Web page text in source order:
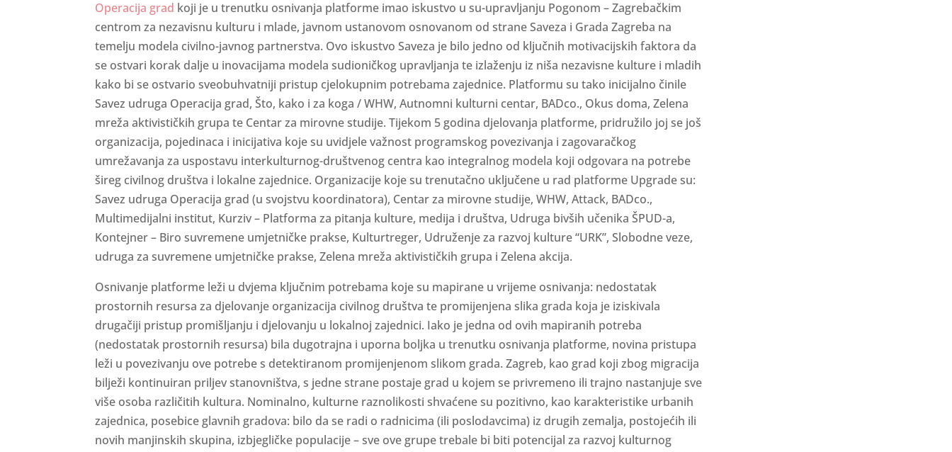
Operacija grad koji je u trenutku osnivanja platforme imao iskustvo u su-upravljanju Pogonom – Zagrebačkim
centrom za nezavisnu kulturu i mlade, javnom ustanovom osnovanom od strane Saveza i Grada Zagreba na
temelju modela civilno-javnog partnerstva. Ovo iskustvo Saveza je bilo jedno od ključnih motivacijskih faktora da
se ostvari korak dalje u inovacijama modela sudioničkog upravljanja te izlaženju iz niša nezavisne kulture i mladih
kako bi se ostvario sveobuhvatniji pristup cjelokupnim potrebama zajednice. Platformu su tako inicijalno činile
Savez udruga Operacija grad, Što, kako i za koga / WHW, Autnomni kulturni centar, BADco., Okus doma, Zelena
mreža aktivističkih grupa te Centar za mirovne studije. Tijekom 5 godina djelovanja platforme, pridružilo joj se još
organizacija, pojedinaca i inicijativa koje su uvidjele važnost programskog povezivanja i zagovaračkog
umrežavanja za uspostavu interkulturnog-društvenog centra kao integralnog modela koji odgovara na potrebe
šireg civilnog društva i lokalne zajednice. Organizacije koje su trenutačno uključene u rad platforme Upgrade su:
Savez udruga Operacija grad (u svojstvu koordinatora), Centar za mirovne studije, WHW, Attack, BADco.,
Multimedijalni institut, Kurziv – Platforma za pitanja kulture, medija i društva, Udruga bivših učenika ŠPUD-a,
Kontejner – Biro suvremene umjetničke prakse, Kulturtreger, Udruženje za razvoj kulture “URK”, Slobodne veze,
udruga za suvremene umjetničke prakse, Zelena mreža aktivističkih grupa i Zelena akcija.
Osnivanje platforme leži u dvjema ključnim potrebama koje su mapirane u vrijeme osnivanja: nedostatak
prostornih resursa za djelovanje organizacija civilnog društva te promijenjena slika grada koja je iziskivala
drugačiji pristup promišljanju i djelovanju u lokalnoj zajednici. Iako je jedna od ovih mapiranih potreba
(nedostatak prostornih resursa) bila dugotrajna i uporna boljka u trenutku osnivanja platforme, novina pristupa
leži u povezivanju ove potrebe s detektiranom promijenjenom slikom grada. Zagreb, kao grad koji zbog migracija
bilježi kontinuiran priljev stanovništva, s jedne strane postaje grad u kojem se privremeno ili trajno nastanjuje sve
više osoba različitih kultura. Nominalno, kulturne raznolikosti shvaćene su pozitivno, kao karakteristike urbanih
zajednica, posebice glavnih gradova: bilo da se radi o radnicima (ili poslodavcima) iz drugih zemalja, postojećih ili
novih manjinskih skupina, izbjegličke populacije – sve ove grupe trebale bi biti potencijal za razvoj kulturnog